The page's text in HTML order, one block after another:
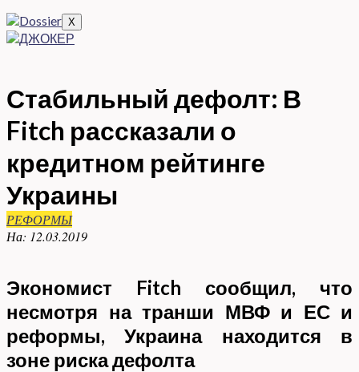
X
Стабильный дефолт: В
Fitch рассказали о
кредитном рейтинге
Украины
РЕФОРМЫ
На: 12.03.2019
Экономист Fitch сообщил, что
несмотря на транши МВФ и ЕС и
реформы, Украина находится в
зоне риска дефолта